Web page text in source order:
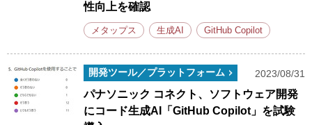
性向上を確認
メタップス 生成AI GitHub Copilot
開発ツール／プラットフォーム 2023/08/31
パナソニック コネクト、ソフトウェア開発
にコード生成AI「GitHub Copilot」を試験